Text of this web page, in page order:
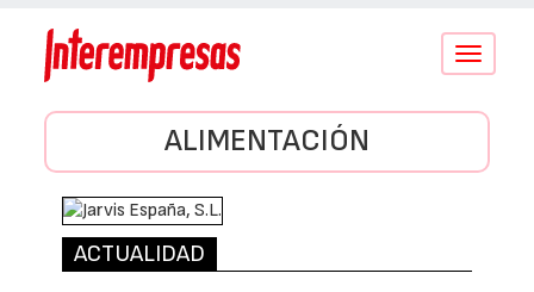
Conmutar
ALIMENTACIÓN
ACTUALIDAD